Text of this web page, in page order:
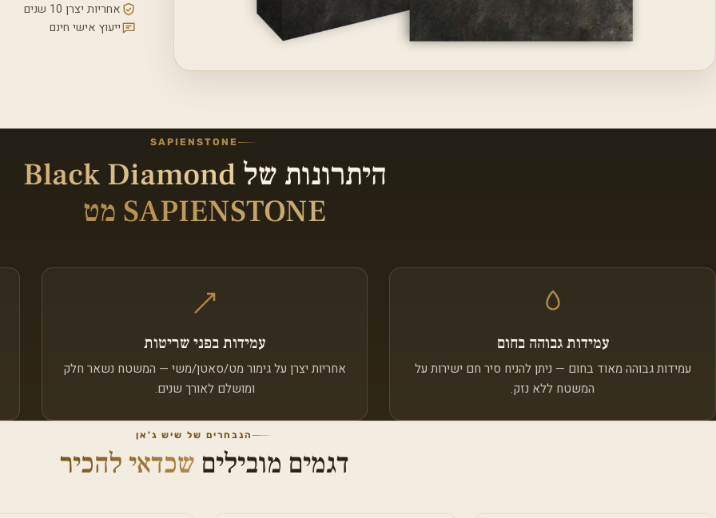
אחריות יצרן 10 שנים
ייעוץ אישי חינם
SAPIENSTONE
היתרונות שלBlack Diamond
SAPIENSTONE מט
עמידות גבוהה בחום
עמידות גבוהה מאוד בחום — ניתן להניח סיר חם ישירות על
המשטח ללא נזק.
עמידות בפני שריטות
אחריות יצרן על גימור מט/סאטן/משי — המשטח נשאר חלק
ומושלם לאורך שנים.
הנבחרים של שיש ג'אן
דגמים מובילים שכדאי להכיר